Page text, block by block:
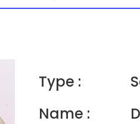
Type :
Name :